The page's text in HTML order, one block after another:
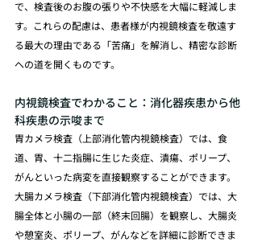
で、検査後のお腹の張りや不快感を大幅に軽減しま
す。これらの配慮は、患者様が内視鏡検査を敬遠す
る最大の理由である「苦痛」を解消し、精密な診断
への道を開くものです。
内視鏡検査でわかること：消化器疾患から他
科疾患の示唆まで
胃カメラ検査（上部消化管内視鏡検査）では、食
道、胃、十二指腸に生じた炎症、潰瘍、ポリープ、
がんといった病変を直接観察することができます。
大腸カメラ検査（下部消化管内視鏡検査）では、大
腸全体と小腸の一部（終末回腸）を観察し、大腸炎
や憩室炎、ポリープ、がんなどを詳細に診断できま